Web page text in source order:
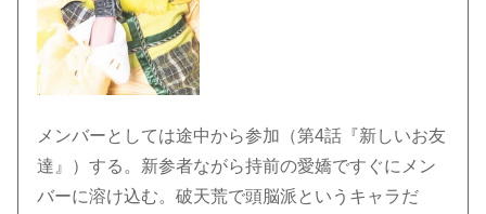
メンバーとしては途中から参加（第4話『新しいお友
達』）する。新参者ながら持前の愛嬌ですぐにメン
バーに溶け込む。破天荒で頭脳派というキャラだ